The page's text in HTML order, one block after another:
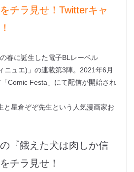
チラ見せ！Twitterキャ
春に誕生した電子BLレーベル
ニュエ)」の連載第3陣。2021年6月
Comic Festa」にて配信が開始され
と星倉ぞぞ先生という人気漫画家お
『餓えた犬は肉しか信
チラ見せ！